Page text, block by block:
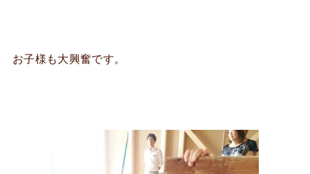
お子様も大興奮です。